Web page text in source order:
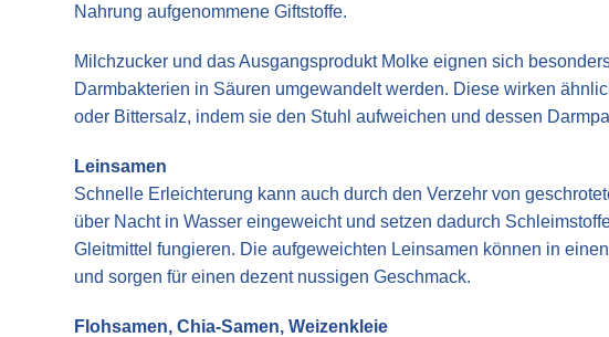
Nahrung aufgenommene Giftstoffe.
Milchzucker und das Ausgangsprodukt Molke eignen sich
Darmbakterien in Säuren umgewandelt werden. Diese wirken
oder Bittersalz, indem sie den Stuhl aufweichen und dessen
Leinsamen
Schnelle Erleichterung kann auch durch den Verzehr von
über Nacht in Wasser eingeweicht und setzen dadurch
Gleitmittel fungieren. Die aufgeweichten Leinsamen können in
und sorgen für einen dezent nussigen Geschmack.
Flohsamen, Chia-Samen, Weizenkleie